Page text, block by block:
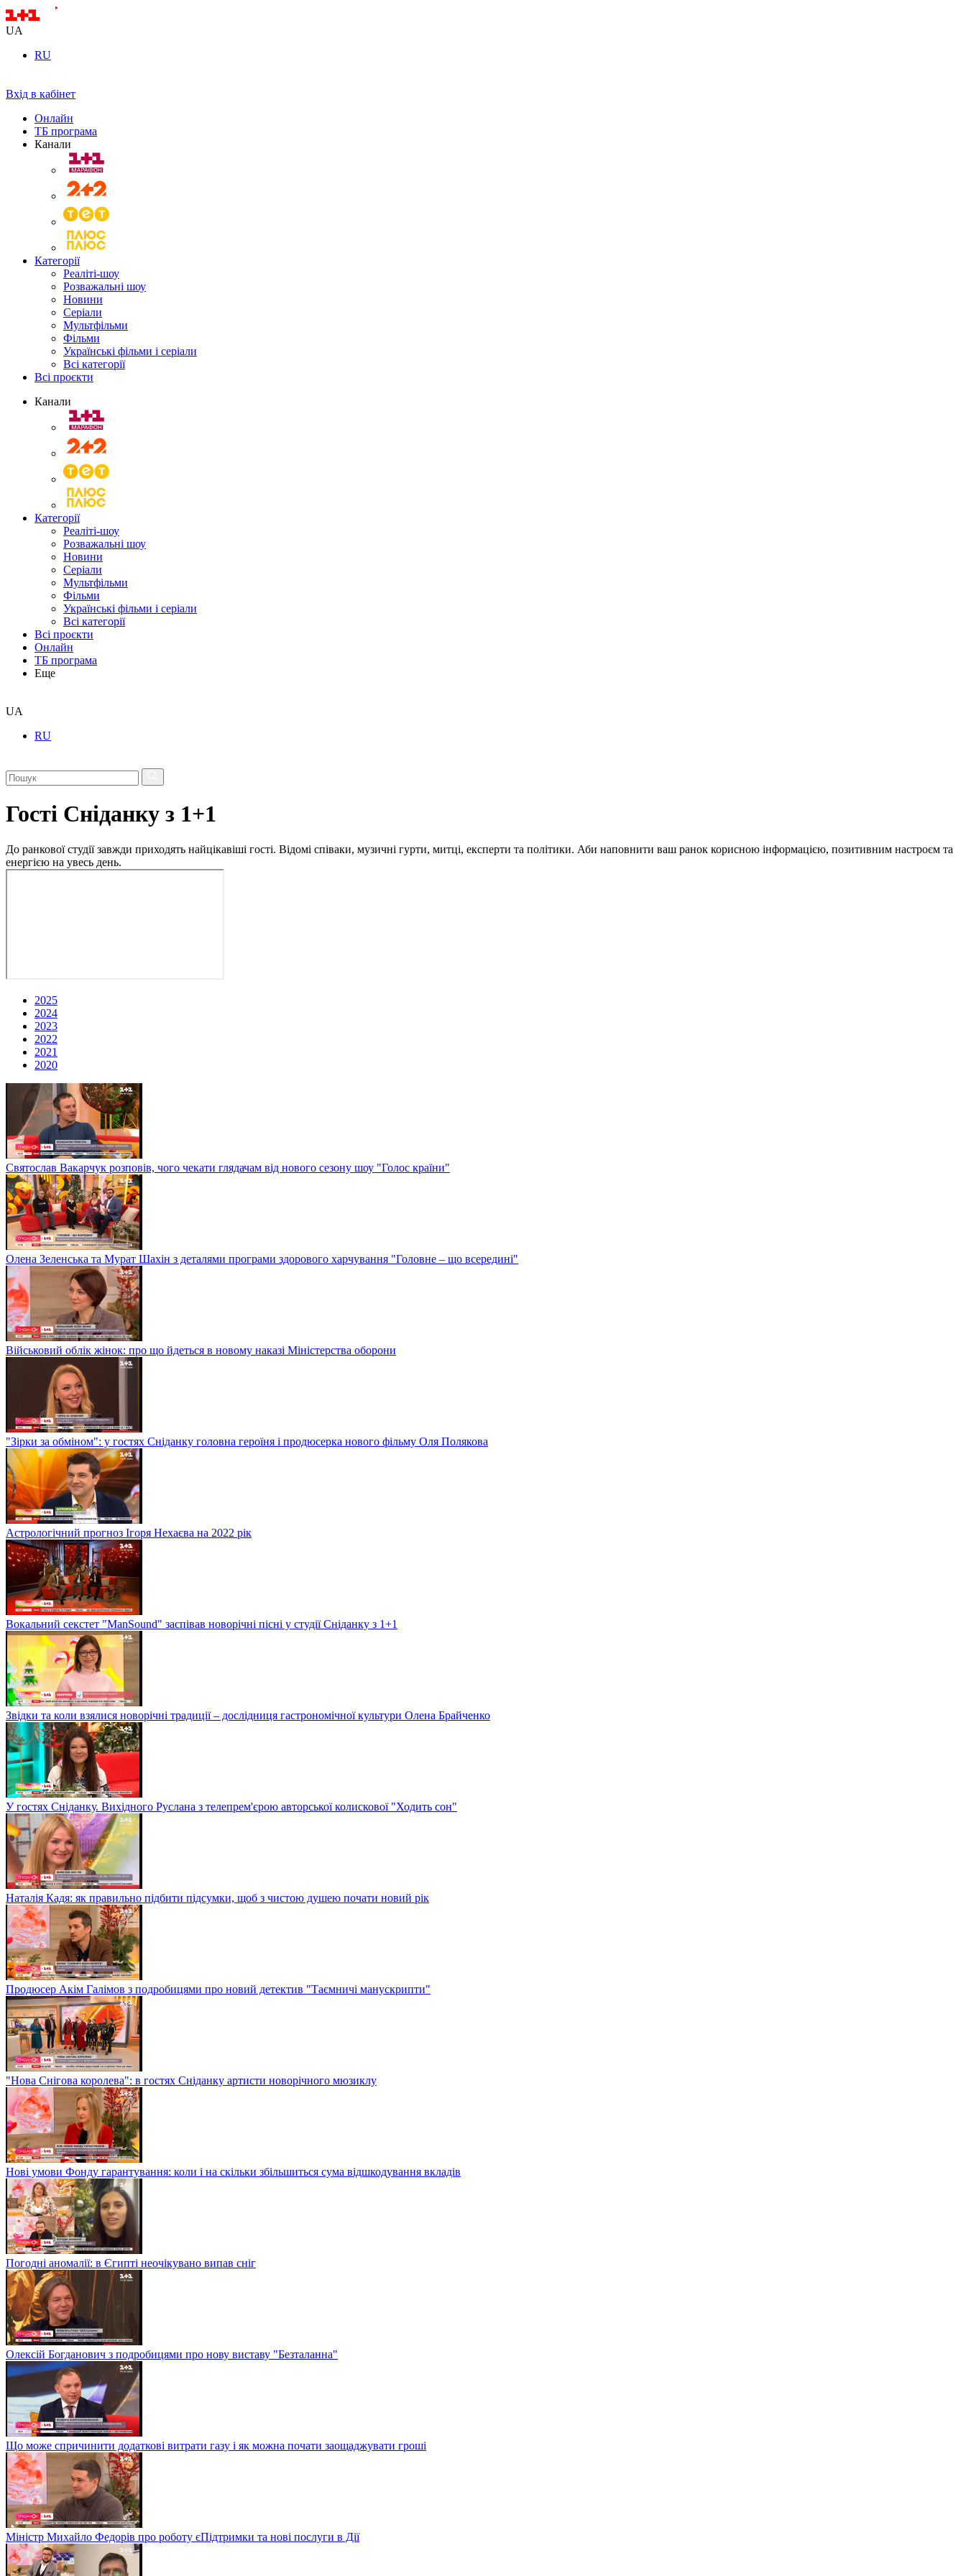
UA
RU
Вхід в кабінет
Онлайн
ТБ програма
Канали
Категорії
Реаліті-шоу
Розважальні шоу
Новини
Серіали
Мультфільми
Фільми
Українські фільми і серіали
Всі категорії
Всі проєкти
Канали
Категорії
Реаліті-шоу
Розважальні шоу
Новини
Серіали
Мультфільми
Фільми
Українські фільми і серіали
Всі категорії
Всі проєкти
Онлайн
ТБ програма
Еще
UA
RU
Гості Сніданку з 1+1
До ранкової студії завжди приходять найцікавіші гості. Відомі співаки, музичні гурти, митці, експерти та політики. Аби наповнити ваш ранок корисною інформацією, позитивним настроєм та
енергією на увесь день.
2025
2024
2023
2022
2021
2020
Святослав Вакарчук розповів, чого чекати глядачам від нового сезону шоу "Голос країни"
Олена Зеленська та Мурат Шахін з деталями програми здорового харчування "Головне – що всередині"
Військовий облік жінок: про що йдеться в новому наказі Міністерства оборони
"Зірки за обміном": у гостях Сніданку головна героїня і продюсерка нового фільму Оля Полякова
Астрологічний прогноз Ігоря Нехаєва на 2022 рік
Вокальний секстет "ManSound" заспівав новорічні пісні у студії Сніданку з 1+1
Звідки та коли взялися новорічні традиції – дослідниця гастрономічної культури Олена Брайченко
У гостях Сніданку. Вихідного Руслана з телепрем'єрою авторської колискової "Ходить сон"
Наталія Кадя: як правильно підбити підсумки, щоб з чистою душею почати новий рік
Продюсер Акім Галімов з подробицями про новий детектив "Таємничі манускрипти"
"Нова Снігова королева": в гостях Сніданку артисти новорічного мюзиклу
Нові умови Фонду гарантування: коли і на скільки збільшиться сума відшкодування вкладів
Погодні аномалії: в Єгипті неочікувано випав сніг
Олексій Богданович з подробицями про нову виставу "Безталанна"
Що може спричинити додаткові витрати газу і як можна почати заощаджувати гроші
Міністр Михайло Федорів про роботу єПідтримки та нові послуги в Дії